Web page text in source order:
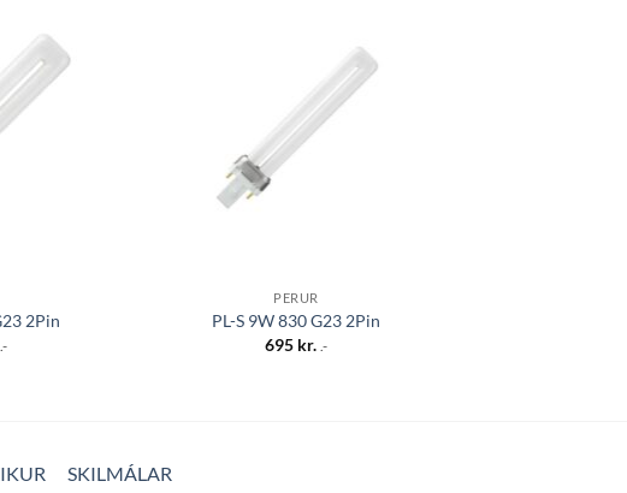
Bæta á
óskalista
2Pin
.-
óskalista
PERUR
PL-S 9W 830 G23 2Pin
695 kr. .-
SKILMÁLAR